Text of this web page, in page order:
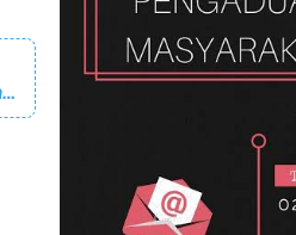
Semarak HUT ke-80 RI Remboken, Brigjen Martin Tegaskan Komitmen Jaga Danau Tondano